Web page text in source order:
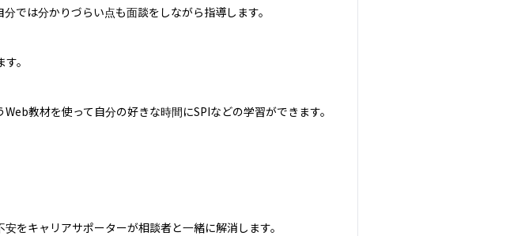
では分かりづらい点も面談をしながら指導します。
。
教材を使って自分の好きな時間にSPIなどの学習ができます。
をキャリアサポーターが相談者と一緒に解消します。